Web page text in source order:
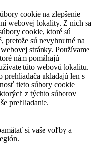
cookie na zlepšenie
webovej lokality. Z nich sa
cookie, ktoré sú
pretože sú nevyhnutné na
stránky. Používame
nám pomáhajú
túto webovú lokalitu.
prehliadača ukladajú len s
tieto súbory cookie
z týchto súborov
prehliadanie.
si vaše voľby a